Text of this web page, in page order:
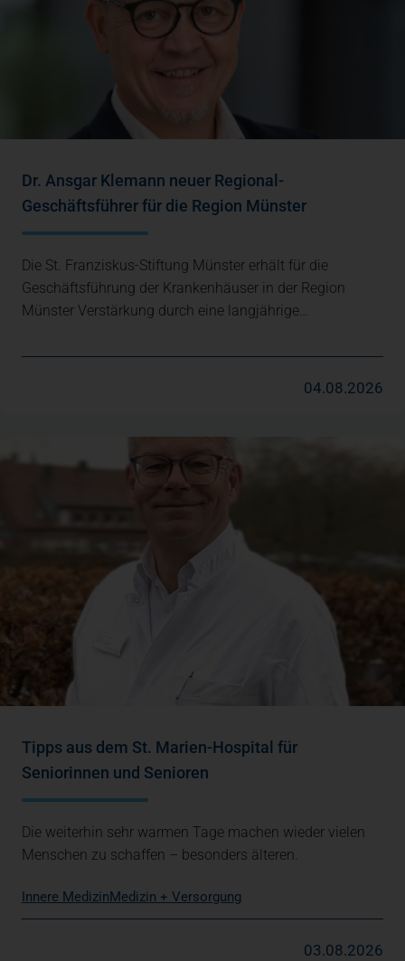
Dr. Ansgar Klemann neuer Regional-
Geschäftsführer für die Region Münster
Die St. Franziskus-Stiftung Münster erhält für die
Geschäftsführung der Krankenhäuser in der Region
Münster Verstärkung durch eine langjährige…
04.08.2026
Tipps aus dem St. Marien-Hospital für
Seniorinnen und Senioren
Die weiterhin sehr warmen Tage machen wieder vielen
Menschen zu schaffen – besonders älteren.
Innere MedizinMedizin + Versorgung
03.08.2026